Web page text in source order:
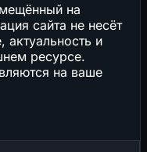
на
сайта не несёт
актуальность и
ресурсе.
на ваше